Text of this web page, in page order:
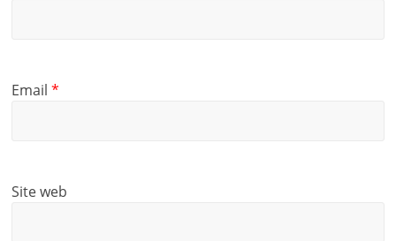
Email*
Site web